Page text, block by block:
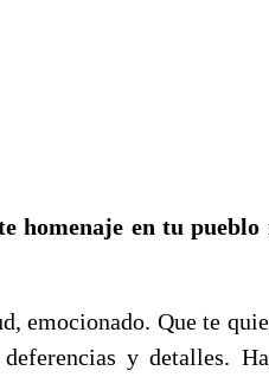
homenaje en tu
emocionado. Que te
y detalles.